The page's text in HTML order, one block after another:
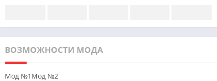
ВОЗМОЖНОСТИ МОДА
Мод №1 Мод №2